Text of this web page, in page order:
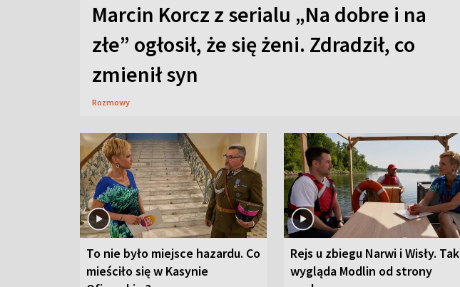
Marcin Korcz z serialu „Na dobre i na
złe” ogłosił, że się żeni. Zdradził, co
zmienił syn
Rozmowy
To nie było miejsce hazardu. Co
mieściło się w Kasynie
Rejs u zbiegu Narwi i Wisły. Tak
wygląda Modlin od strony